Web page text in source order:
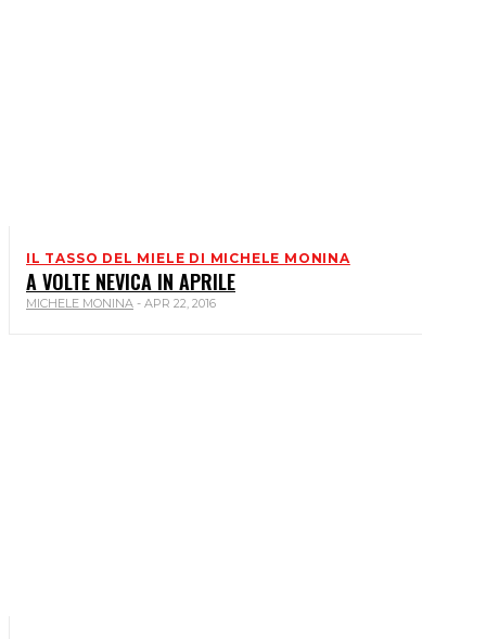
IL TASSO DEL MIELE DI MICHELE MONINA
A VOLTE NEVICA IN APRILE
MICHELE MONINA - APR 22, 2016